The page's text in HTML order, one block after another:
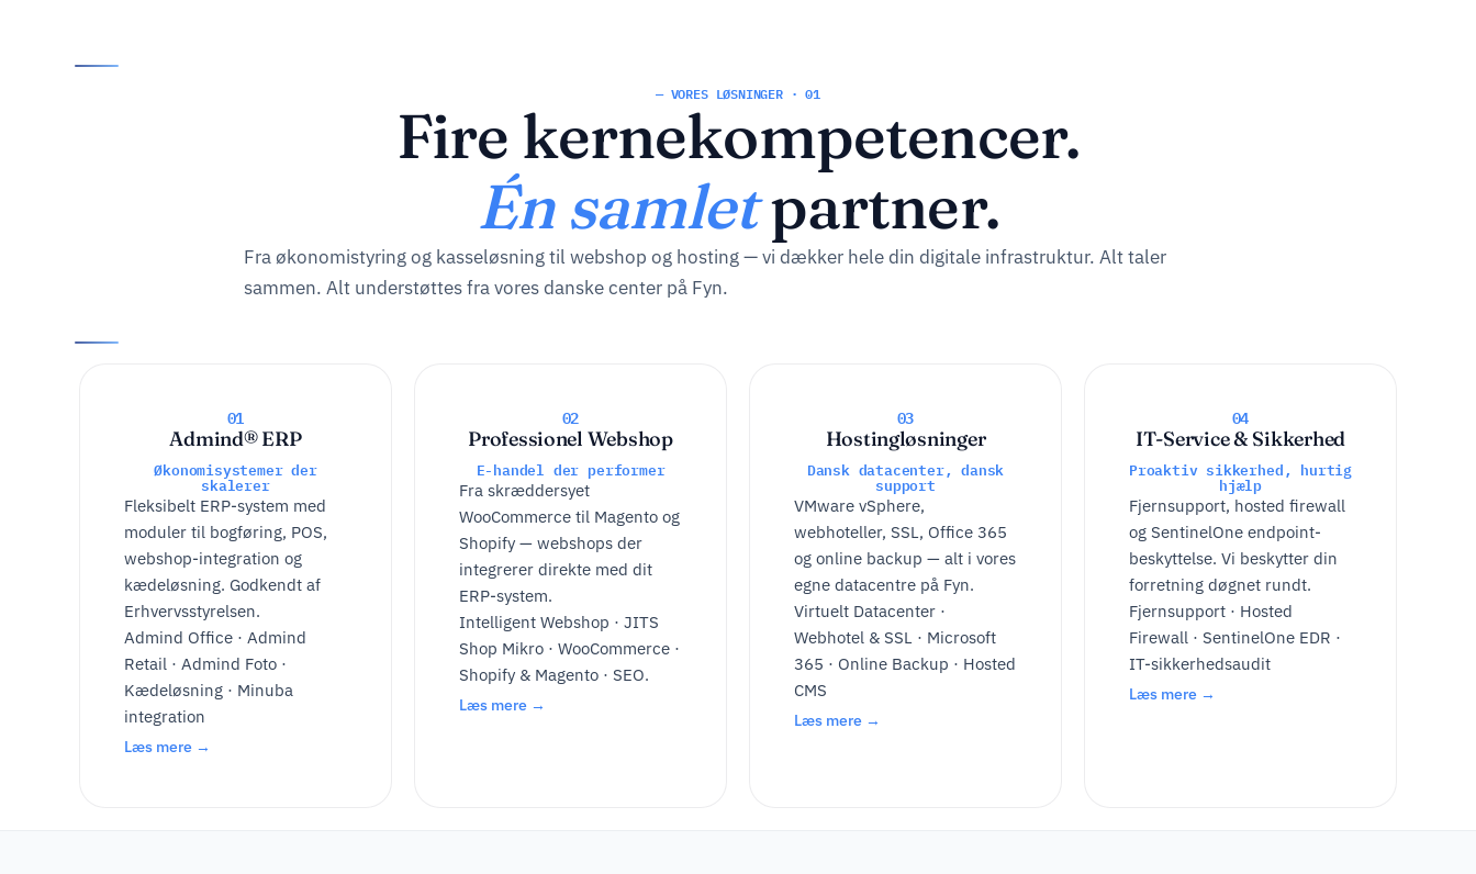
— VORES LØSNINGER · 01
Fire kernekompetencer.
Én samletpartner.
Fra økonomistyring og kasseløsning til webshop og hosting — vi dækker hele din digitale infrastruktur. Alt taler
sammen. Alt understøttes fra vores danske center på Fyn.
01
Admind® ERP
Økonomisystemer der
skalerer
Fleksibelt ERP-system med
moduler til bogføring, POS,
webshop-integration og
kædeløsning. Godkendt af
Erhvervsstyrelsen.
Admind Office · Admind
Retail · Admind Foto ·
Kædeløsning · Minuba
integration
Læs mere →
02
Professionel Webshop
E-handel der performer
Fra skræddersyet
WooCommerce til Magento og
Shopify — webshops der
integrerer direkte med dit
ERP-system.
Intelligent Webshop · JITS
Shop Mikro · WooCommerce ·
Shopify & Magento · SEO.
Læs mere →
03
Hostingløsninger
Dansk datacenter, dansk
support
VMware vSphere,
webhoteller, SSL, Office 365
og online backup — alt i vores
egne datacentre på Fyn.
Virtuelt Datacenter ·
Webhotel & SSL · Microsoft
365 · Online Backup · Hosted
CMS
Læs mere →
04
IT-Service & Sikkerhed
Proaktiv sikkerhed, hurtig
hjælp
Fjernsupport, hosted firewall
og SentinelOne endpoint-
beskyttelse. Vi beskytter din
forretning døgnet rundt.
Fjernsupport · Hosted
Firewall · SentinelOne EDR ·
IT-sikkerhedsaudit
Læs mere →